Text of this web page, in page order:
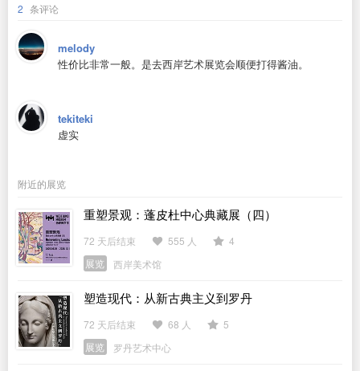
2 条评论
melody
性价比非常一般。是去西岸艺术展览会顺便打得酱油。
tekiteki
虚实
附近的展览
重塑景观：蓬皮杜中心典藏展（四）
72 天后结束 555 人
4
展览
西岸美术馆
塑造现代：从新古典主义到罗丹
72 天后结束 68 人
5
展览
罗丹艺术中心